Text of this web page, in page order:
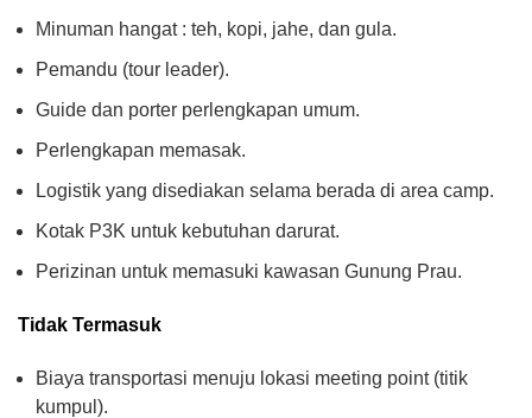
Minuman hangat : teh, kopi, jahe, dan gula.
Pemandu (tour leader).
Guide dan porter perlengkapan umum.
Perlengkapan memasak.
Logistik yang disediakan selama berada di area camp.
Kotak P3K untuk kebutuhan darurat.
Perizinan untuk memasuki kawasan Gunung Prau.
Tidak Termasuk
Biaya transportasi menuju lokasi meeting point (titik
kumpul).